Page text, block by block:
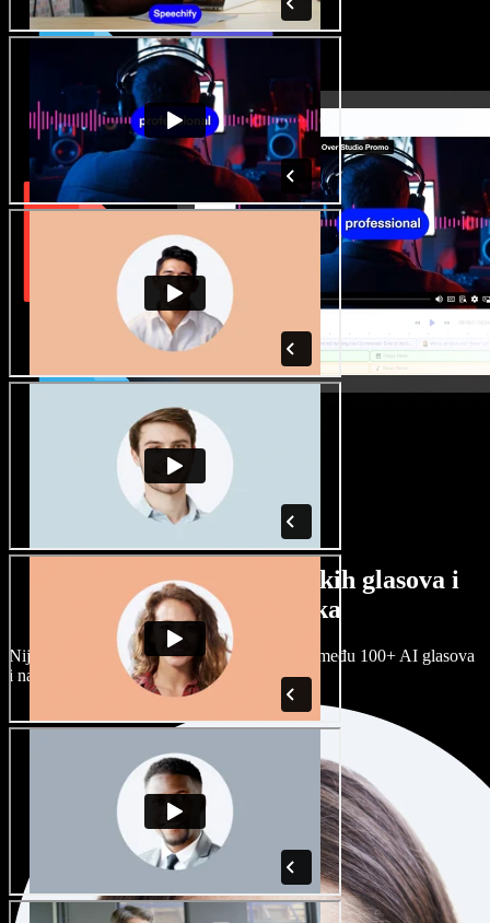
Veliki izbor muških i ženskih glasova i
raznih naglasaka
Nijedan projekt ne mora zvučati isto. Birajte među 100+ AI glasova
i naglasaka i prilagodite ih sebi.